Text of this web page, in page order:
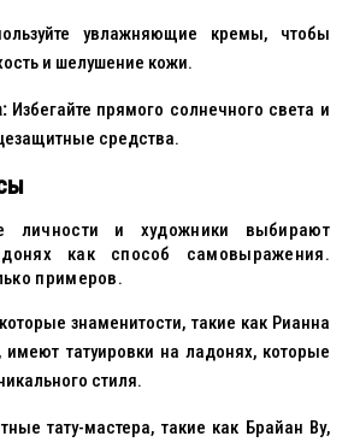
увлажняющие кремы, чтобы
и шелушение кожи.
Избегайте прямого солнечного света и
средства.
личности и художники выбирают
как способ самовыражения.
примеров.
знаменитости, такие как Рианна
татуировки на ладонях, которые
стиля.
тату-мастера, такие как Брайан Ву,